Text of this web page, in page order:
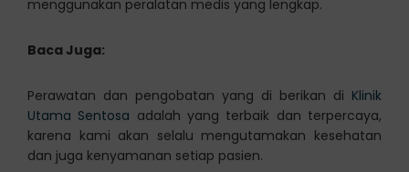
menggunakan peralatan medis yang lengkap.
Baca Juga:
Perawatan dan pengobatan yang di berikan di Klinik
Utama Sentosa adalah yang terbaik dan terpercaya,
karena kami akan selalu mengutamakan kesehatan
dan juga kenyamanan setiap pasien.